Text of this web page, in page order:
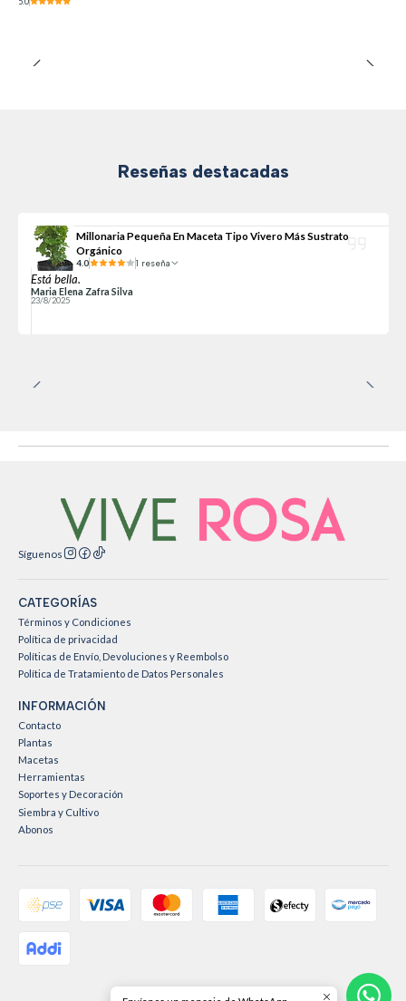
Reseñas destacadas
Millonaria Pequeña En Maceta Tipo Vivero Más Sustrato
Orgánico
4.0 1 reseña
Está bella.
Maria Elena Zafra Silva
23/8/2025
Síguenos
CATEGORÍAS
Términos y Condiciones
Política de privacidad
Políticas de Envío, Devoluciones y Reembolso
Política de Tratamiento de Datos Personales
INFORMACIÓN
Contacto
Plantas
Macetas
Herramientas
Soportes y Decoración
Siembra y Cultivo
Abonos